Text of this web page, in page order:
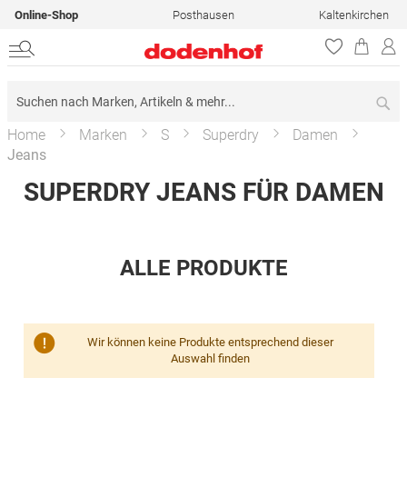
Online-Shop Posthausen Kaltenkirchen
Home Marken S Superdry
Damen
Jeans
SUPERDRY JEANS FÜR DAMEN
ALLE PRODUKTE
Wir können keine Produkte entsprechend dieser
Auswahl finden